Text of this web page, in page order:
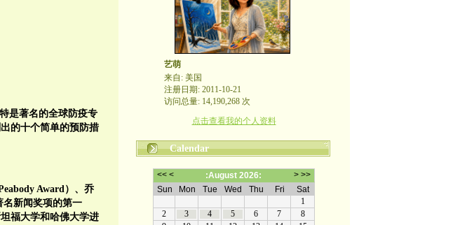
是著名的全球防疫专
的十个简单的预防措
Award）、乔
名新闻奖项的第一
福大学和哈佛大学进
艺萌
来自: 美国
注册日期: 2011-10-21
访问总量: 14,190,268 次
点击查看我的个人资料
Calendar